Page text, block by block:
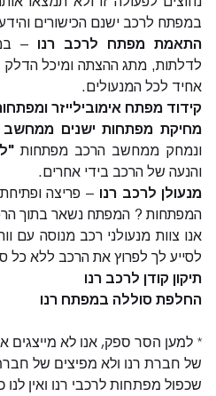
במפתח לרכב ישנם הכישורים
התאמת מפתח לרכב רנו–
לדלתות, מתג ההצתה ומיכל הדלק
אחיד לכל המנעולים.
קידוד מפתח אימובילייזר
מחיקת מפתחות ישנים ממחשב
ונמחק ממחשב הרכב מפתחות "
והנעה של הרכב בידי אחרים.
מנעולן לרכב רנו– פריצה
המפתחות ? המפתח נשאר בתוך
אנו צוות מנעולני רכב
לסייע לך לפרוץ את הרכב ללא כל
תיקון קודן לרכב רנו
החלפת סוללה במפתח רנו
* למען הסר ספק, אנו לא מייצגים
של חברת רנו ולא מפיצים של
שכפול מפתחות לרכבי רנו ואין